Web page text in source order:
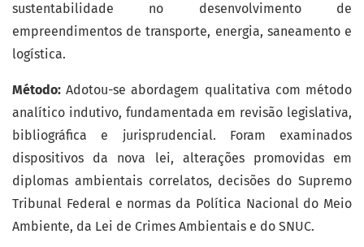
sustentabilidade no desenvolvimento de
empreendimentos de transporte, energia, saneamento e
logística.
Método: Adotou-se abordagem qualitativa com método
analítico indutivo, fundamentada em revisão legislativa,
bibliográfica e jurisprudencial. Foram examinados
dispositivos da nova lei, alterações promovidas em
diplomas ambientais correlatos, decisões do Supremo
Tribunal Federal e normas da Política Nacional do Meio
Ambiente, da Lei de Crimes Ambientais e do SNUC.